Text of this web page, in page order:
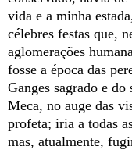
vida e a minha
célebres festas que,
aglomerações
fosse a época das
Ganges sagrado e
Meca, no auge das
profeta; iria a todas
mas, atualmente,